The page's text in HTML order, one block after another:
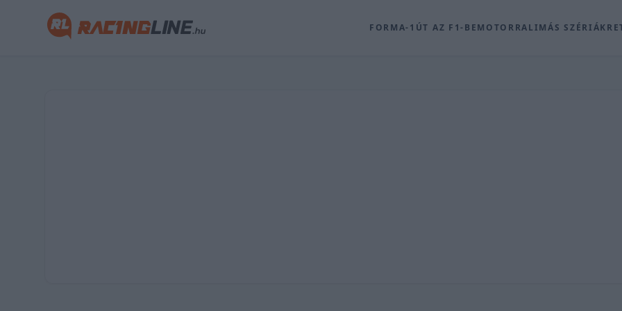
FORMA-1 ÚT AZ F1-BEMOTORRALIMÁS SZÉRIÁK